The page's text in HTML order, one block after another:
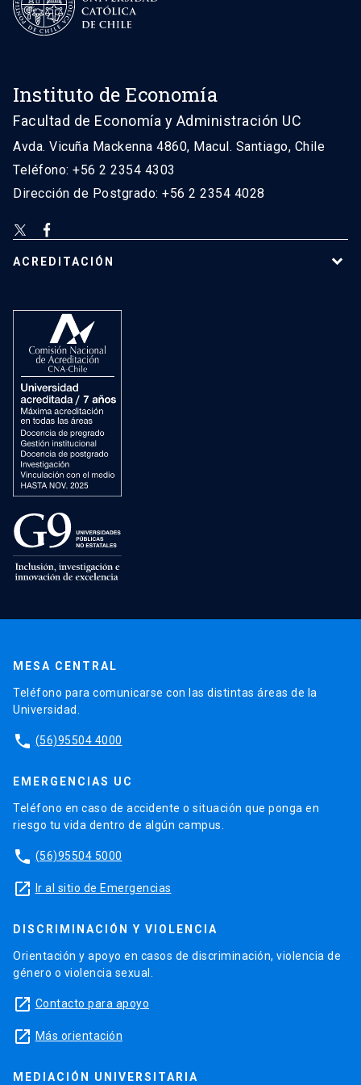
Instituto de Economía
Facultad de Economía y Administración UC
Avda. Vicuña Mackenna 4860, Macul. Santiago, Chile
Teléfono: +56 2 2354 4303
Dirección de Postgrado: +56 2 2354 4028
ACREDITACIÓN
MESA CENTRAL
Teléfono para comunicarse con las distintas áreas de la
Universidad.
phone (56)95504 4000
EMERGENCIAS UC
Teléfono en caso de accidente o situación que ponga en
riesgo tu vida dentro de algún campus.
phone (56)95504 5000
launch Ir al sitio de Emergencias
DISCRIMINACIÓN Y VIOLENCIA
Orientación y apoyo en casos de discriminación, violencia de
género o violencia sexual.
launch Contacto para apoyo
launch Más orientación
MEDIACIÓN UNIVERSITARIA